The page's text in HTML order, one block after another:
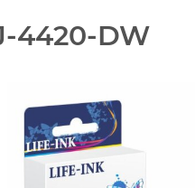
4420-DW